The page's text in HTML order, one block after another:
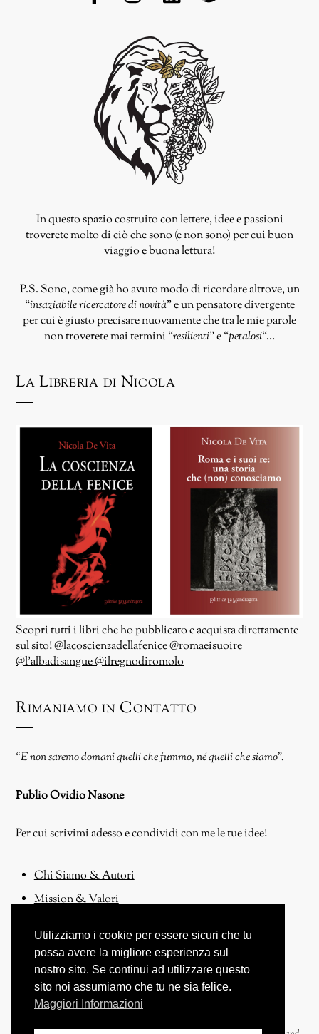
In questo spazio costruito con lettere, idee e passioni
troverete molto di ciò che sono (e non sono) per cui buon
viaggio e buona lettura!
P.S. Sono, come già ho avuto modo di ricordare altrove, un
“insaziabile ricercatore di novità” e un pensatore divergente
per cui è giusto precisare nuovamente che tra le mie parole
non troverete mai termini “resilienti” e “petalosi“…
La Libreria di Nicola
Scopri tutti i libri che ho pubblicato e acquista direttamente
sul sito!@lacoscienzadellafenice@romaeisuoire
@l’albadisangue@ilregnodiromolo
Rimaniamo in Contatto
“E non saremo domani quelli che fummo, né quelli che siamo”.
Publio Ovidio Nasone
Per cui scrivimi adesso e condividi con me le tue idee!
Chi Siamo & Autori
Mission & Valori
Proponi un Articolo!
Utilizziamo i cookie per essere sicuri che tu
possa avere la migliore esperienza sul
nostro sito. Se continui ad utilizzare questo
sito noi assumiamo che tu ne sia felice.
Maggiori Informazioni